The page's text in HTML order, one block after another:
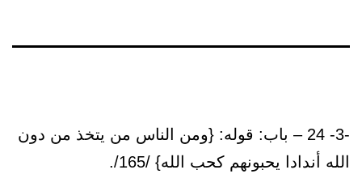
-3- 24 – باب: قوله: {ومن الناس من يتخذ من دون
الله أندادا يحبونهم كحب الله} /165/.